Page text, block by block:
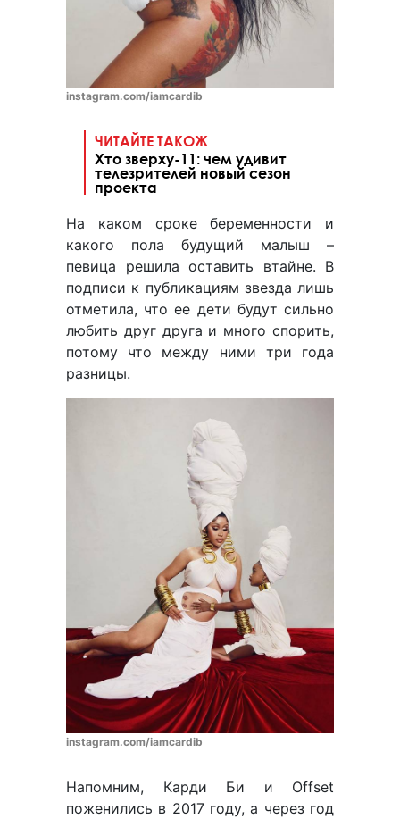
instagram.com/iamcardib
ЧИТАЙТЕ ТАКОЖ
Хто зверху-11: чем удивит
телезрителей новый сезон
проекта
На каком сроке беременности и
какого пола будущий малыш –
певица решила оставить втайне. В
подписи к публикациям звезда лишь
отметила, что ее дети будут сильно
любить друг друга и много спорить,
потому что между ними три года
разницы.
instagram.com/iamcardib
Напомним, Карди Би и Offset
поженились в 2017 году, а через год